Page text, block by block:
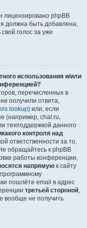
лицензировано phpBB
должна быть добавлена,
голос за уже
использования и/или
перечисленных в
получили ответа,
lookup) или, если
(например, chat.ru,
техподдержкой данного
контроля над
ответственности за то,
обращайтесь к phpBB
работы конференции,
напрямую к сайту
пошлёте email в адрес
третьей стороной,
вообще не получить